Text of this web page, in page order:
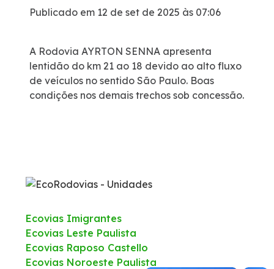
Política de Gestão Integrada
Atendimento
Ouvidoria
Fornecedores
Dúvidas
Trabalhe Conosco
Publicado em 12 de set de 2025 às 07:06
A Rodovia AYRTON SENNA apresenta
lentidão do km 21 ao 18 devido ao alto fluxo
de veículos no sentido São Paulo. Boas
condições nos demais trechos sob concessão.
Ecovias Imigrantes
Ecovias Leste Paulista
Ecovias Raposo Castello
Ecovias Noroeste Paulista